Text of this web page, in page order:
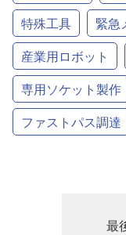
特殊工具
緊急
産業用ロボット
専用ソケット製作
ファストパス調達
最